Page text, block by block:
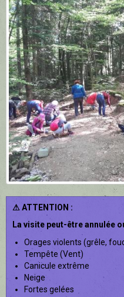
⚠ ATTENTION :
La visite peut-être annulée
Orages violents (grêle,
Tempête (Vent)
Canicule extrême
Neige
Fortes gelées